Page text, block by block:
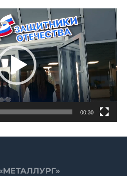
00:30